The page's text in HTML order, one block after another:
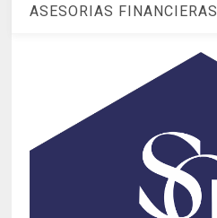
ASESORIAS FINANCIERAS